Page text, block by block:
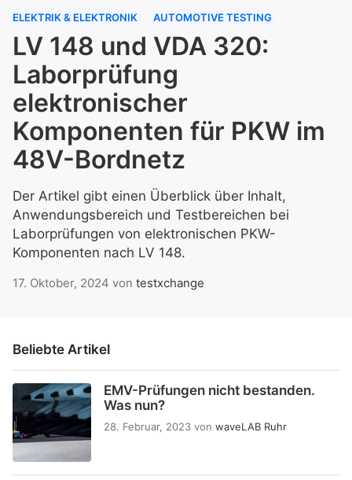
ELEKTRIK & ELEKTRONIK AUTOMOTIVE TESTING
LV 148 und VDA 320:
Laborprüfung
elektronischer
Komponenten für PKW im
48V-Bordnetz
Der Artikel gibt einen Überblick über Inhalt,
Anwendungsbereich und Testbereichen bei
Laborprüfungen von elektronischen PKW-
Komponenten nach LV 148.
17. Oktober, 2024 von testxchange
Beliebte Artikel
EMV-Prüfungen nicht bestanden.
Was nun?
28. Februar, 2023 von waveLAB Ruhr